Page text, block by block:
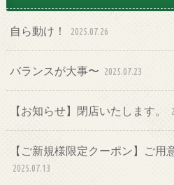
自ら動け！ 2025.07.26
バランスが大事〜 2025.07.23
【お知らせ】閉店いたします。
【ご新規様限定クーポン】ご用
2025.07.13